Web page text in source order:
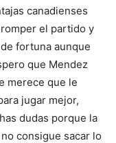
canadienses
el partido y
fortuna aunque
que Mendez
merece que le
jugar mejor,
dudas porque la
consigue sacar lo